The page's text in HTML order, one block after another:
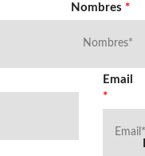
Nombres *
Email
*